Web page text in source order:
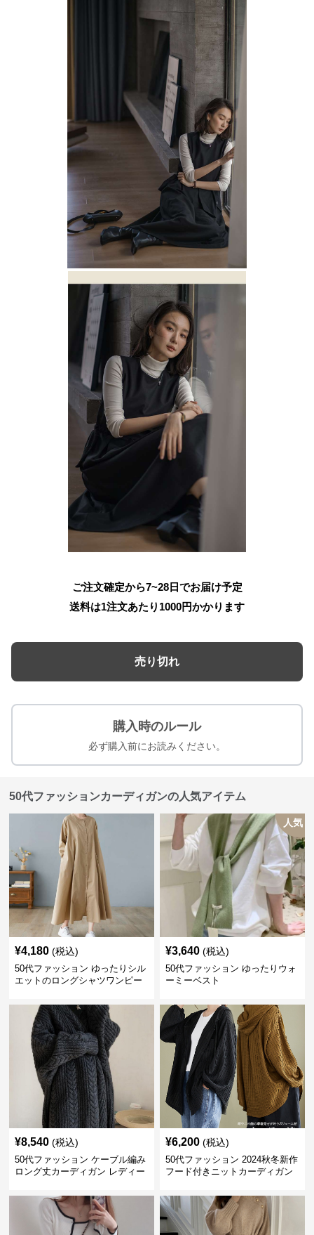
ご注文確定から7~28日でお届け予定
送料は1注文あたり 1000円かかります
売り切れ
購入時のルール
必ず購入前にお読みください。
50代ファッションカーディガンの人気アイテム
¥4,180 (税込)
50代ファッション ゆったりシル
エットのロングシャツワンピー
人気
¥3,640 (税込)
50代ファッション ゆったりウォ
ーミーベスト
¥8,540 (税込)
50代ファッション ケーブル編み
ロング丈カーディガン レディー
¥6,200 (税込)
50代ファッション 2024秋冬新作
フード付きニットカーディガン